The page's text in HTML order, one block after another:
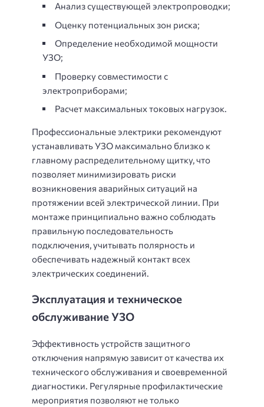
Анализ существующей электропроводки;
Оценку потенциальных зон риска;
Определение необходимой мощности
УЗО;
Проверку совместимости с
электроприборами;
Расчет максимальных токовых нагрузок.
Профессиональные электрики рекомендуют
устанавливать УЗО максимально близко к
главному распределительному щитку, что
позволяет минимизировать риски
возникновения аварийных ситуаций на
протяжении всей электрической линии. При
монтаже принципиально важно соблюдать
правильную последовательность
подключения, учитывать полярность и
обеспечивать надежный контакт всех
электрических соединений.
Эксплуатация и техническое
обслуживание УЗО
Эффективность устройств защитного
отключения напрямую зависит от качества их
технического обслуживания и своевременной
диагностики. Регулярные профилактические
мероприятия позволяют не только